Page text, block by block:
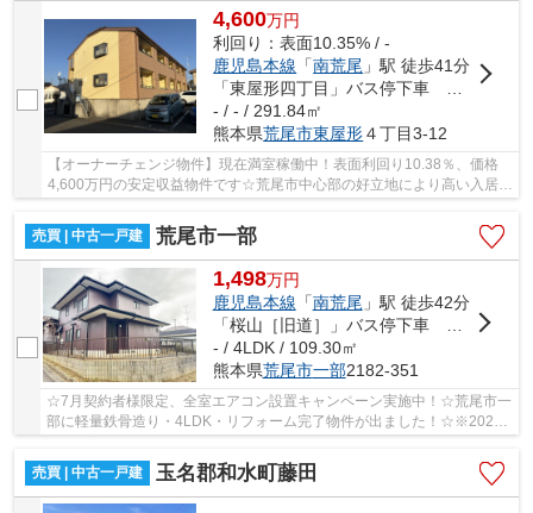
4,600万円
利回り：表面10.35% / -
鹿児島本線 「南荒尾 」駅 徒歩41分
「東屋形四丁目」バス停下車 徒歩2分
- / - / 291.84㎡
熊本県荒尾市東屋形４丁目3-12
【オーナーチェンジ物件】現在満室稼働中！表面利回り10.38％、価格
4,600万円の安定収益物件です☆荒尾市中心部の好立地により高い入居率
売買 | 中古一戸建
荒尾市一部
1,498万円
鹿児島本線 「南荒尾 」駅 徒歩42分
- / 4LDK / 109.30㎡
熊本県荒尾市一部2182-351
☆7月契約者様限定、全室エアコン設置キャンペーン実施中！☆荒尾市一
部に軽量鉄骨造り・4LDK・リフォーム完了物件が出ました！☆※2026
売買 | 中古一戸建
玉名郡和水町藤田